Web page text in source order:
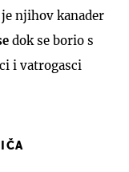
njihov kanader
dok se borio s
i vatrogasci